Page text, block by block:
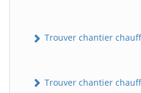
Trouver chantier
Trouver chantier